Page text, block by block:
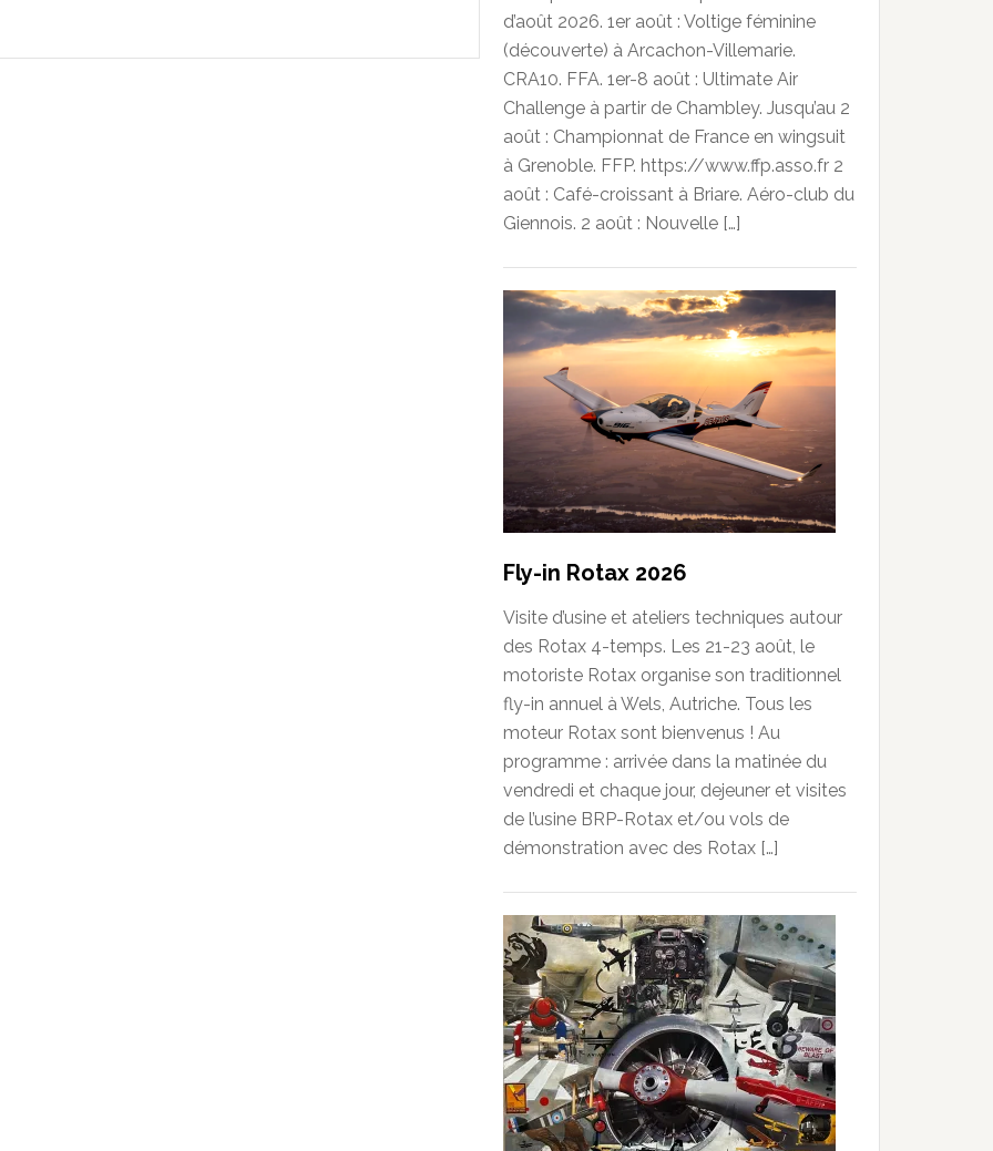
d’août 2026. 1er août : Voltige féminine
(découverte) à Arcachon-Villemarie.
CRA10. FFA. 1er-8 août : Ultimate Air
Challenge à partir de Chambley. Jusqu’au 2
août : Championnat de France en wingsuit
à Grenoble. FFP. https://www.ffp.asso.fr 2
août : Café-croissant à Briare. Aéro-club du
Giennois. 2 août : Nouvelle […]
Fly-in Rotax 2026
Visite d’usine et ateliers techniques autour
des Rotax 4-temps. Les 21-23 août, le
motoriste Rotax organise son traditionnel
fly-in annuel à Wels, Autriche. Tous les
moteur Rotax sont bienvenus ! Au
programme : arrivée dans la matinée du
vendredi et chaque jour, dejeuner et visites
de l’usine BRP-Rotax et/ou vols de
démonstration avec des Rotax […]